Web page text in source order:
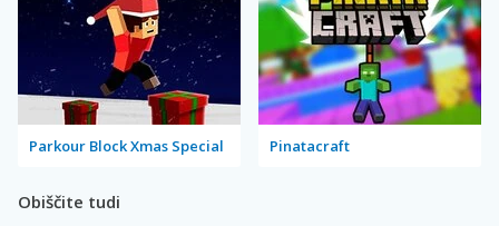
Parkour Block Xmas Special Pinatacraft
Obiščite tudi